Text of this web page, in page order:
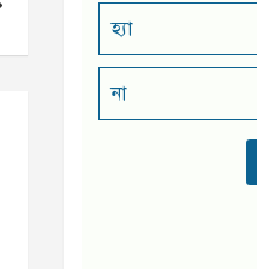
হ্যা
না